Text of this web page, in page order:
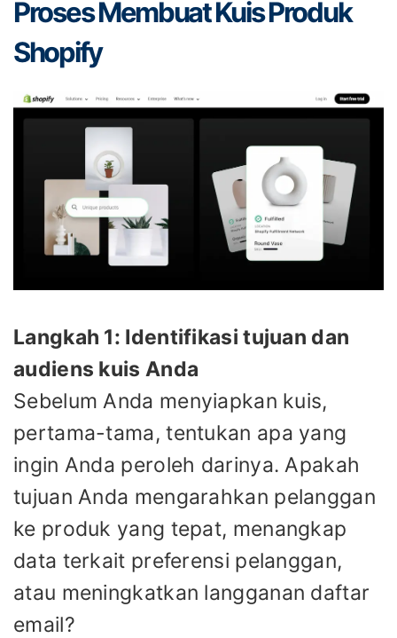
Proses Membuat Kuis Produk
Shopify
Langkah 1: Identifikasi tujuan dan
audiens kuis Anda
Sebelum Anda menyiapkan kuis,
pertama-tama, tentukan apa yang
ingin Anda peroleh darinya. Apakah
tujuan Anda mengarahkan pelanggan
ke produk yang tepat, menangkap
data terkait preferensi pelanggan,
atau meningkatkan langganan daftar
email?